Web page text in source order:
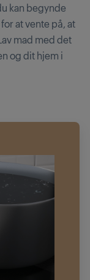
kan begynde
at vente på, at
mad med det
og dit hjem i